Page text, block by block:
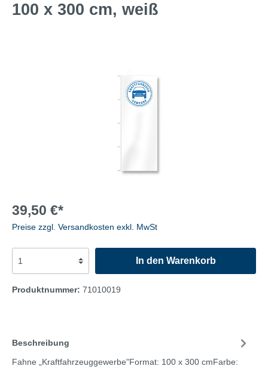
100 x 300 cm, weiß
39,50 €*
Preise zzgl. Versandkosten exkl. MwSt
In den Warenkorb
Produktnummer: 71010019
Beschreibung
Fahne „Kraftfahrzeuggewerbe"Format: 100 x 300 cmFarbe: